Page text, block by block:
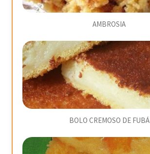
AMBROSIA
BOLO CREMOSO DE FUBÁ